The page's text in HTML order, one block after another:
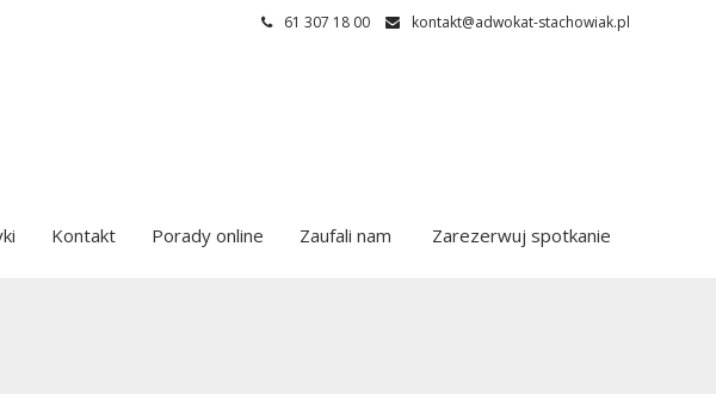
61 307 18 00 kontakt@adwokat-stachowiak.pl
Kontakt Porady online Zaufali nam Zarezerwuj spotkanie